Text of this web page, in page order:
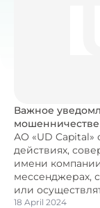
Важное
мошенничестве
АО «UD Capital»
действиях,
имени
мессенджерах,
или
18 April 2024